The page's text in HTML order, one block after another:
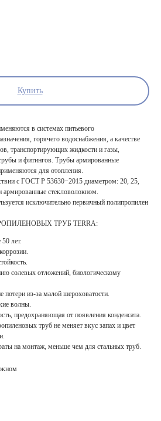
Купить
в системах питьевого
горячего водоснабжения, а качестве
транспортирующих жидкости и газы,
и фитингов. Трубы армированные
для отопления.
с ГОСТ Р 53630−2015 диаметром: 20, 25,
стекловолокном.
исключительно первичный полипропилен
ТРУБ TERRA:
лет.
солевых отложений, биологическому
потери из-за малой шероховатости.
волны.
предохраняющая от появления конденсата.
труб не меняет вкус запах и цвет
на монтаж, меньше чем для стальных труб.